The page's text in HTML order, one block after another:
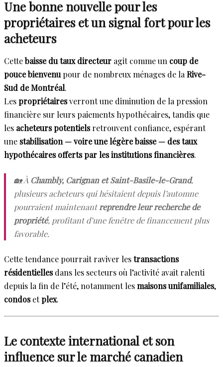
Une bonne nouvelle pour les
propriétaires et un signal fort pour les
acheteurs
Cettebaisse du taux directeur agit comme un coup de
pouce bienvenu pour de nombreux ménages de la Rive-
Sud de Montréal.
Lespropriétairesverront une diminution de la pression
financière sur leurs paiements hypothécaires, tandis que
les acheteurs potentielsretrouvent confiance, espérant
une stabilisation — voire une légère baisse — des taux
hypothécaires offerts par les institutions financières.
🏡 À Chambly, Carignan et Saint-Basile-le-Grand,
plusieurs acheteurs qui hésitaient depuis l’automne
pourraient maintenantreprendre leur recherche de
propriété, profitant d’une fenêtre de financement plus
favorable.
Cette tendance pourrait raviver lestransactions
résidentiellesdans les secteurs où l’activité avait ralenti
depuis la fin de l’été, notamment lesmaisons unifamiliales,
condosetplex.
Le contexte international et son
influence sur le marché canadien